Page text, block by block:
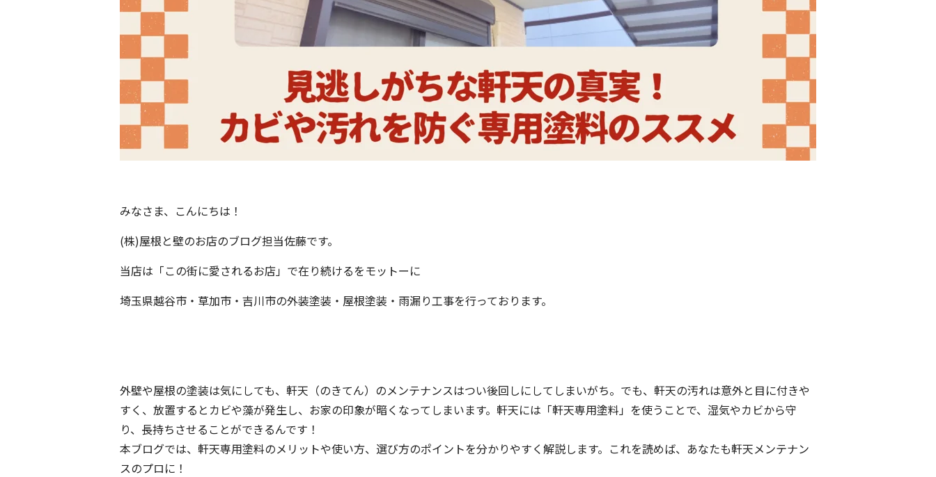
みなさま、こんにちは！
(株)屋根と壁のお店のブログ担当佐藤です。
当店は「この街に愛されるお店」で在り続けるをモットーに
埼玉県越谷市・草加市・吉川市の外装塗装・屋根塗装・雨漏り工事を行っております。
外壁や屋根の塗装は気にしても、軒天（のきてん）のメンテナンスはつい後回しにしてしまいがち。でも、軒天の汚れは意外と目に付きや
すく、放置するとカビや藻が発生し、お家の印象が暗くなってしまいます。軒天には「軒天専用塗料」を使うことで、湿気やカビから守
り、長持ちさせることができるんです！
本ブログでは、軒天専用塗料のメリットや使い方、選び方のポイントを分かりやすく解説します。これを読めば、あなたも軒天メンテナン
スのプロに！